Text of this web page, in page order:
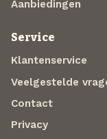
Aanbiedingen
Service
Klantenservice
Veelgestelde
Contact
Privacy